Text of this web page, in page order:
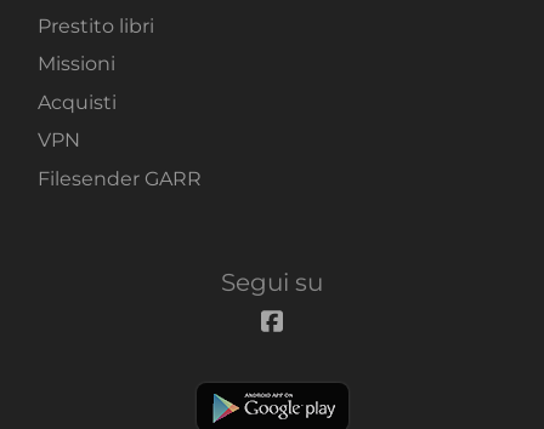
Prestito libri
Missioni
Acquisti
VPN
Filesender GARR
Segui su